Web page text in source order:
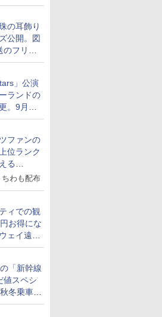
日本語ガ
加してみ
の耳飾り
公開。図
フリー
ンドコラ
」公演
ランドの
。9月か
ごろに
ファンの
位ランク
る
タンプラ
わも配布
ィでの観
お得にな
ェイ遠征
「新幹線
値スペシ
冬乗車